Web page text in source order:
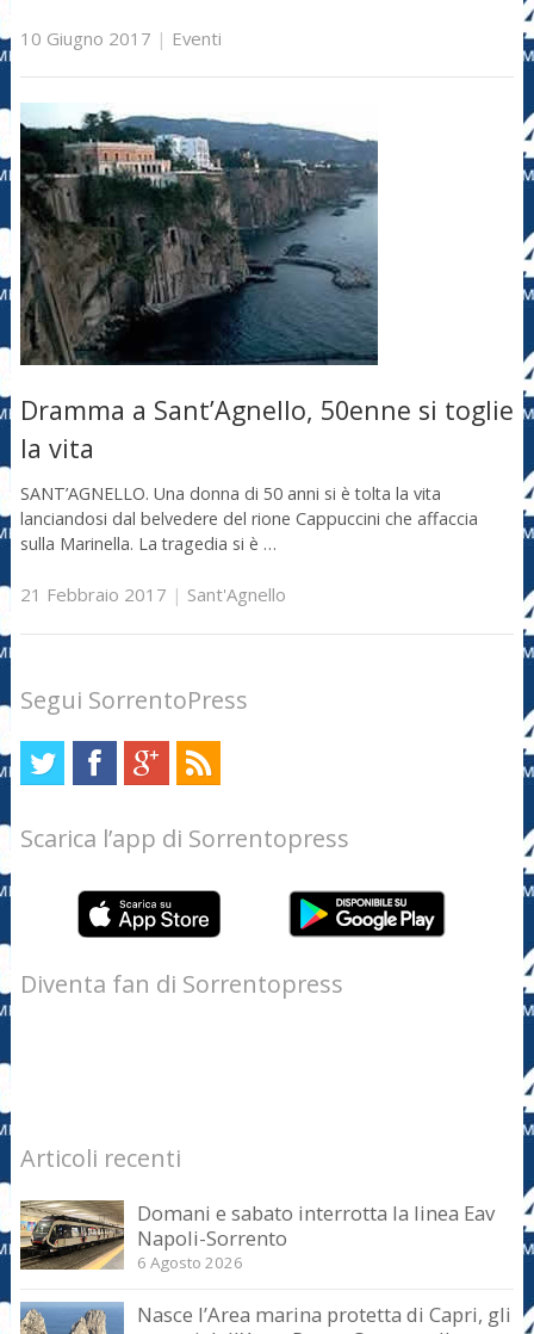
10 Giugno 2017 | Eventi
Dramma a Sant’Agnello, 50enne si toglie
la vita
SANT’AGNELLO. Una donna di 50 anni si è tolta la vita
lanciandosi dal belvedere del rione Cappuccini che affaccia
sulla Marinella. La tragedia si è …
21 Febbraio 2017 | Sant'Agnello
Segui SorrentoPress
Scarica l’app di Sorrentopress
Diventa fan di Sorrentopress
Articoli recenti
Domani e sabato interrotta la linea Eav
Napoli-Sorrento
6 Agosto 2026
Nasce l’Area marina protetta di Capri, gli